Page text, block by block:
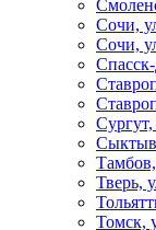
Сочи,
Сочи,
Тверь,
Томск,